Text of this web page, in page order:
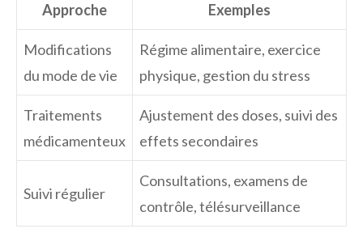
Approche Exemples
Modifications
du mode de vie
Régime alimentaire, exercice
physique, gestion du stress
Traitements
médicamenteux
Ajustement des doses, suivi des
effets secondaires
Suivi régulier
Consultations, examens de
contrôle, télésurveillance